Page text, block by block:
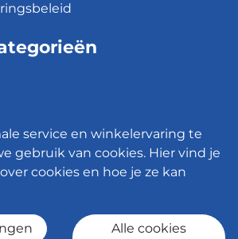
service en winkelervaring te
gebruik van cookies. Hier vind je
cookies en hoe je ze kan
Alle cookies